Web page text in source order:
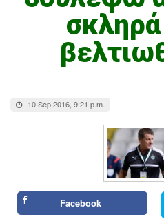
σκληρά
10 Sep 2016, 9:21 p.m.
Facebook